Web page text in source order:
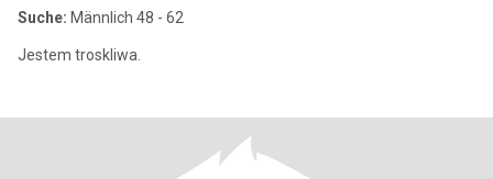
Suche: Männlich 48 - 62
Jestem troskliwa.